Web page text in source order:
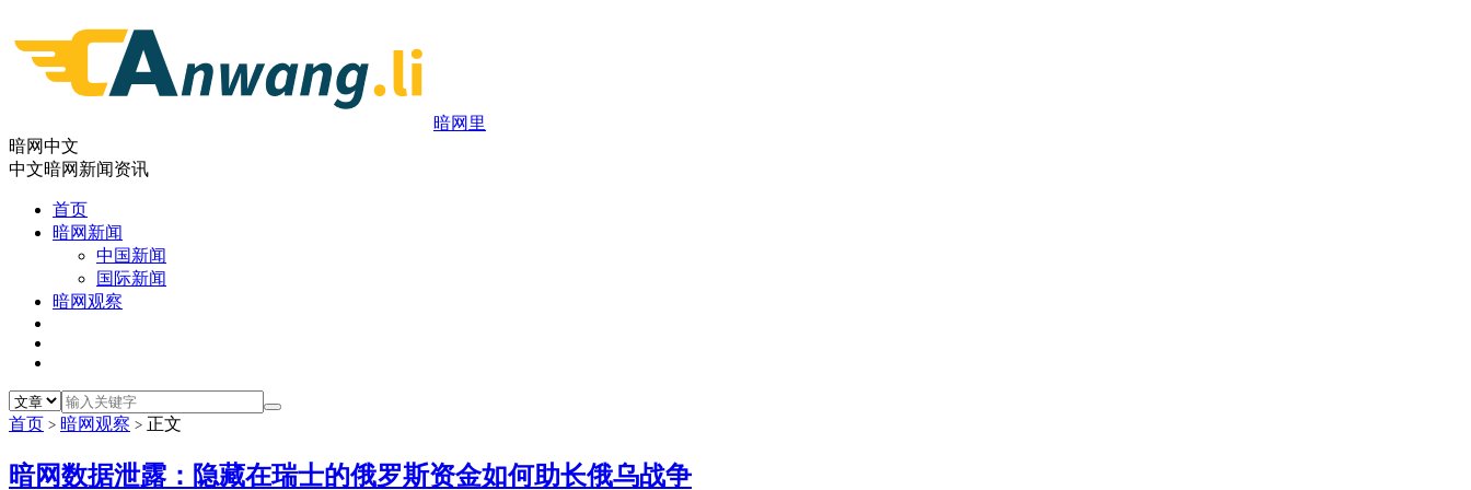
暗网里
暗网中文
中文暗网新闻资讯
首页
暗网新闻
中国新闻
国际新闻
暗网观察
首页 > 暗网观察 > 正文
暗网数据泄露：隐藏在瑞士的俄罗斯资金如何助长俄乌战争